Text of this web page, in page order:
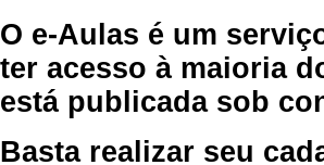
O e-Aulas é um
ter acesso à maioria
está publicada sob
Basta realizar seu